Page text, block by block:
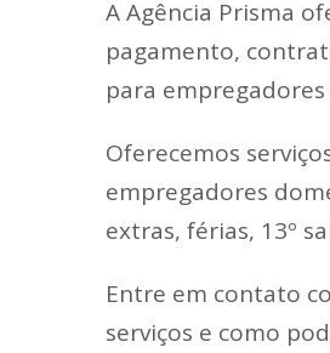
A Agência Prisma
pagamento,
para
Oferecemos
empregadores
extras, férias, 13º
Entre em contato
serviços e como